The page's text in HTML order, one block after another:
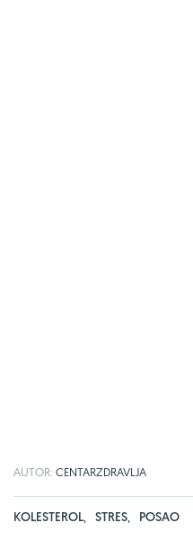
AUTOR: CENTARZDRAVLJA
KOLESTEROL, STRES, POSAO